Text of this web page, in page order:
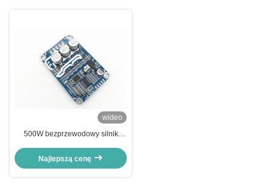
wideo
500W bezprzewodowy silnik
dmuchawy powietrza i szybkiego
wentylatora chłodzącego
Najlepszą cenę